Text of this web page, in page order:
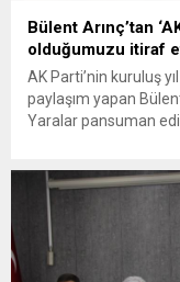
Bülent Arınç’tan
olduğumuzu itiraf
AK Parti’nin kuruluş
paylaşım yapan
Yaralar pansuman
yüzden milletimiz
sonuçları da bunu